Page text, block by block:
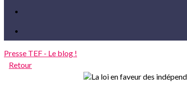
Presse TEF - Le blog !
Retour